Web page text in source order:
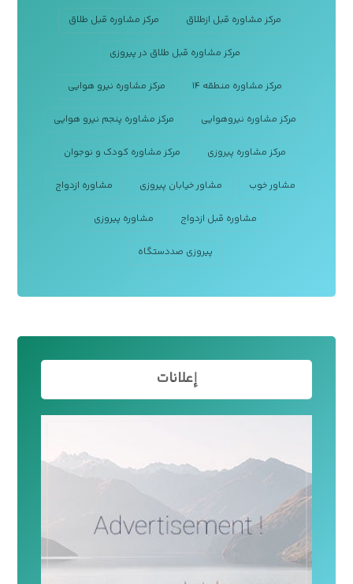
مرکز مشاوره قبل ازطلاق مرکز مشاوره قبل طلاق
مرکز مشاوره قبل طلاق در پیروزی
مرکز مشاوره منطقه ۱۴ مرکز مشاوره نیرو هوایی
مرکز مشاوره نیروهوایی مرکز مشاوره پنجم نیرو هوایی
مرکز مشاوره پیروزی مرکز مشاوره کودک و نوجوان
مشاور خوب مشاور خیابان پیروزی مشاوره ازدواج
مشاوره قبل ازدواج مشاوره پیروزی
پیروزی صددستگاه
إعلانات